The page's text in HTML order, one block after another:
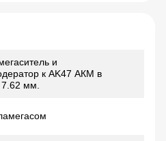
и
к AK47 АКМ в
мм.